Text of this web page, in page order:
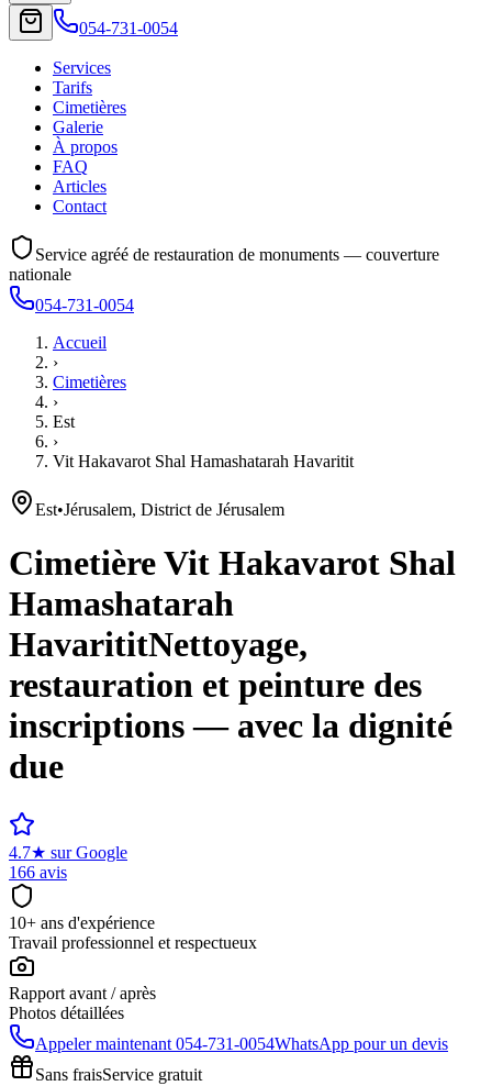
054-731-0054
Services
Tarifs
Cimetières
Galerie
À propos
FAQ
Articles
Contact
Service agréé de restauration de monuments — couverture
nationale
054-731-0054
Accueil
›
Cimetières
›
Est
›
Vit Hakavarot Shal Hamashatarah Havaritit
Est•Jérusalem, District de Jérusalem
CimetièreVit Hakavarot Shal
Hamashatarah
HavarititNettoyage,
restauration et peinture des
inscriptions — avec la dignité
due
4.7★ sur Google
166 avis
10+ ans d'expérience
Travail professionnel et respectueux
Rapport avant / après
Photos détaillées
Appeler maintenant 054-731-0054WhatsApp pour un devis
Sans fraisService gratuit